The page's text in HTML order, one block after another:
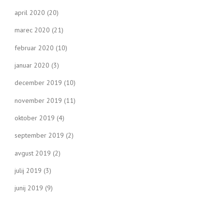
april 2020 (20)
marec 2020 (21)
februar 2020 (10)
januar 2020 (3)
december 2019 (10)
november 2019 (11)
oktober 2019 (4)
september 2019 (2)
avgust 2019 (2)
julij 2019 (3)
junij 2019 (9)